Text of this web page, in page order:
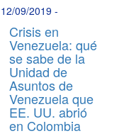
12/09/2019 -
Crisis en
Venezuela: qué
se sabe de la
Unidad de
Asuntos de
Venezuela que
EE. UU. abrió
en Colombia